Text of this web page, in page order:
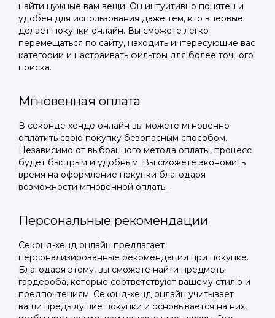
найти нужные вам вещи. Он интуитивно понятен и
удобен для использования даже тем, кто впервые
делает покупки онлайн. Вы сможете легко
перемещаться по сайту, находить интересующие вас
категории и настраивать фильтры для более точного
поиска.
Мгновенная оплата
В секонде хенде онлайн вы можете мгновенно
оплатить свою покупку безопасным способом.
Независимо от выбранного метода оплаты, процесс
будет быстрым и удобным. Вы сможете экономить
время на оформление покупки благодаря
возможности мгновенной оплаты.
Персональные рекомендации
Секонд-хенд онлайн предлагает
персонализированные рекомендации при покупке.
Благодаря этому, вы сможете найти предметы
гардероба, которые соответствуют вашему стилю и
предпочтениям. Секонд-хенд онлайн учитывает
ваши предыдущие покупки и основывается на них,